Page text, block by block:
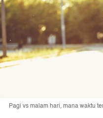
Pagi vs malam hari, mana waktu